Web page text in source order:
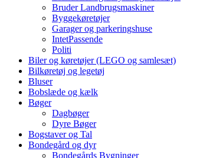
Bruder Landbrugsmaskiner
Byggekøretøjer
Garager og parkeringshuse
IntetPassende
Politi
Biler og køretøjer (LEGO og samlesæt)
Bilkøretøj og legetøj
Bluser
Bobslæde og kælk
Bøger
Dagbøger
Dyre Bøger
Bogstaver og Tal
Bondegård og dyr
Bondegårds Bygninger